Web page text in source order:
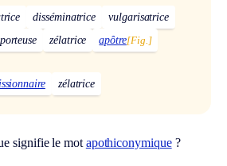
disséminatrice
vulgarisatrice
zélatrice apôtre[Fig.]
zélatrice
signifie le mot apothiconymique?